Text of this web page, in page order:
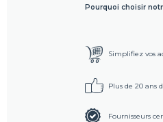
Pourquoi choisir
Simplifiez vos
Plus de 20 ans
Fournisseurs